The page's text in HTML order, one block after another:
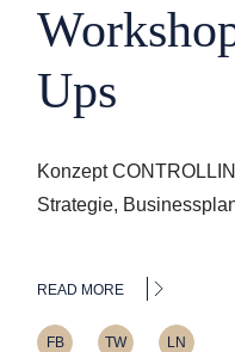
Ups
Konzept
Strategie,
READ MORE
FB TW LN